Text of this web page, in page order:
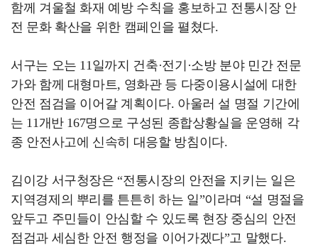
함께 겨울철 화재 예방 수칙을 홍보하고 전통시장 안
전 문화 확산을 위한 캠페인을 펼쳤다.
서구는 오는 11일까지 건축·전기·소방 분야 민간 전문
가와 함께 대형마트, 영화관 등 다중이용시설에 대한
안전 점검을 이어갈 계획이다. 아울러 설 명절 기간에
는 11개반 167명으로 구성된 종합상황실을 운영해 각
종 안전사고에 신속히 대응할 방침이다.
김이강 서구청장은 “전통시장의 안전을 지키는 일은
지역경제의 뿌리를 튼튼히 하는 일”이라며 “설 명절을
앞두고 주민들이 안심할 수 있도록 현장 중심의 안전
점검과 세심한 안전 행정을 이어가겠다”고 말했다.